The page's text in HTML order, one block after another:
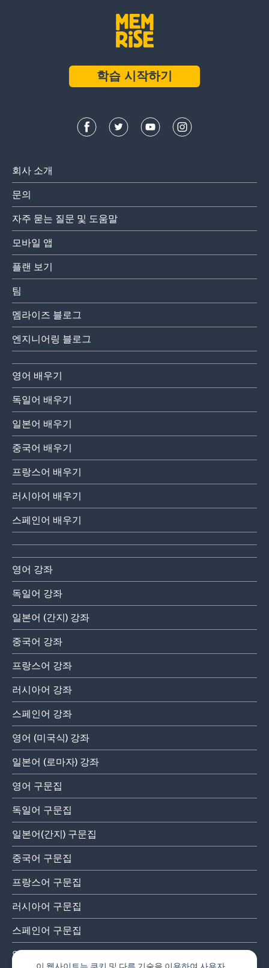
학습 시작하기
회사 소개
영어 배우기
영어 강좌
영어 구문집
문의
독일어 배우기
독일어 강좌
독일어 구문집
자주 묻는 질문 및 도움말
일본어 배우기
일본어 (간지) 강좌
일본어(간지) 구문집
모바일 앱
중국어 배우기
중국어 강좌
중국어 구문집
플랜 보기
프랑스어 배우기
프랑스어 강좌
프랑스어 구문집
팀
러시아어 배우기
러시아어 강좌
러시아어 구문집
멤라이즈 블로그
스페인어 배우기
스페인어 강좌
스페인어 구문집
엔지니어링 블로그
영어 (미국식) 강좌
영어 (미국식) 구문집
일본어 (로마자) 강좌